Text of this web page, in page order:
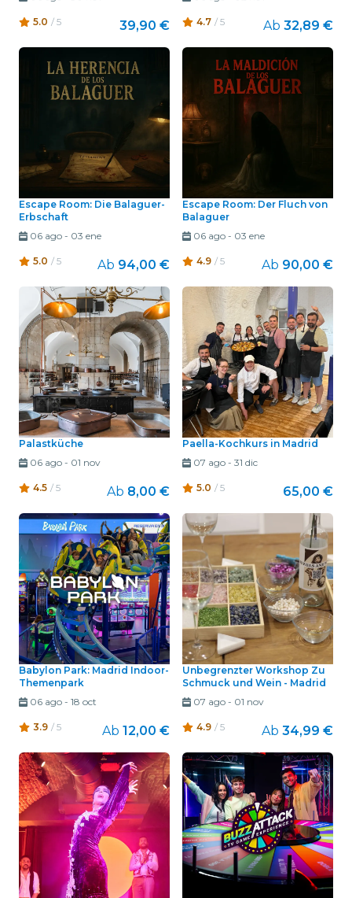
5.0 / 5 39,90 € 4.7 / 5 Ab 32,89 €
Escape Room: Die Balaguer-
Erbschaft
06 ago- 03 ene
5.0 / 5 Ab 94,00 €
Escape Room: Der Fluch von
Balaguer
06 ago- 03 ene
4.9 / 5 Ab 90,00 €
Palastküche
06 ago- 01 nov
4.5 / 5 Ab 8,00 €
Paella-Kochkurs in Madrid
07 ago- 31 dic
5.0 / 5 65,00 €
Babylon Park: Madrid Indoor-
Themenpark
06 ago- 18 oct
3.9 / 5 Ab 12,00 €
Unbegrenzter Workshop Zu
Schmuck und Wein - Madrid
07 ago- 01 nov
4.9 / 5 Ab 34,99 €